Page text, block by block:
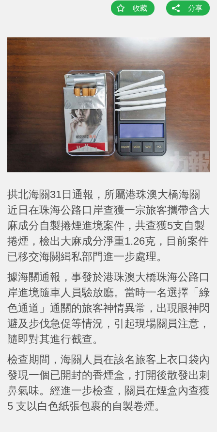
收藏 分享
拱北海關31日通報，所屬港珠澳大橋海關
近日在珠海公路口岸查獲一宗旅客攜帶含大
麻成分自製捲煙進境案件，共查獲5支自製
捲煙，檢出大麻成分淨重1.26克，目前案件
已移交海關緝私部門進一步處理。
據海關通報，事發於港珠澳大橋珠海公路口
岸進境隨車人員驗放廳。當時一名選擇「綠
色通道」通關的旅客神情異常，出現眼神閃
避及步伐急促等情況，引起現場關員注意，
隨即對其進行截查。
檢查期間，海關人員在該名旅客上衣口袋內
發現一個已開封的香煙盒，打開後散發出刺
鼻氣味。經進一步檢查，關員在煙盒內查獲
5 支以白色紙張包裹的自製卷煙。